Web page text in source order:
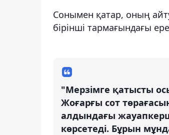
Сонымен қатар, оның
бірінші тармағындағы
"Мерзімге қатысты
Жоғарғы сот
алдындағы
көрсетеді. Бұрын